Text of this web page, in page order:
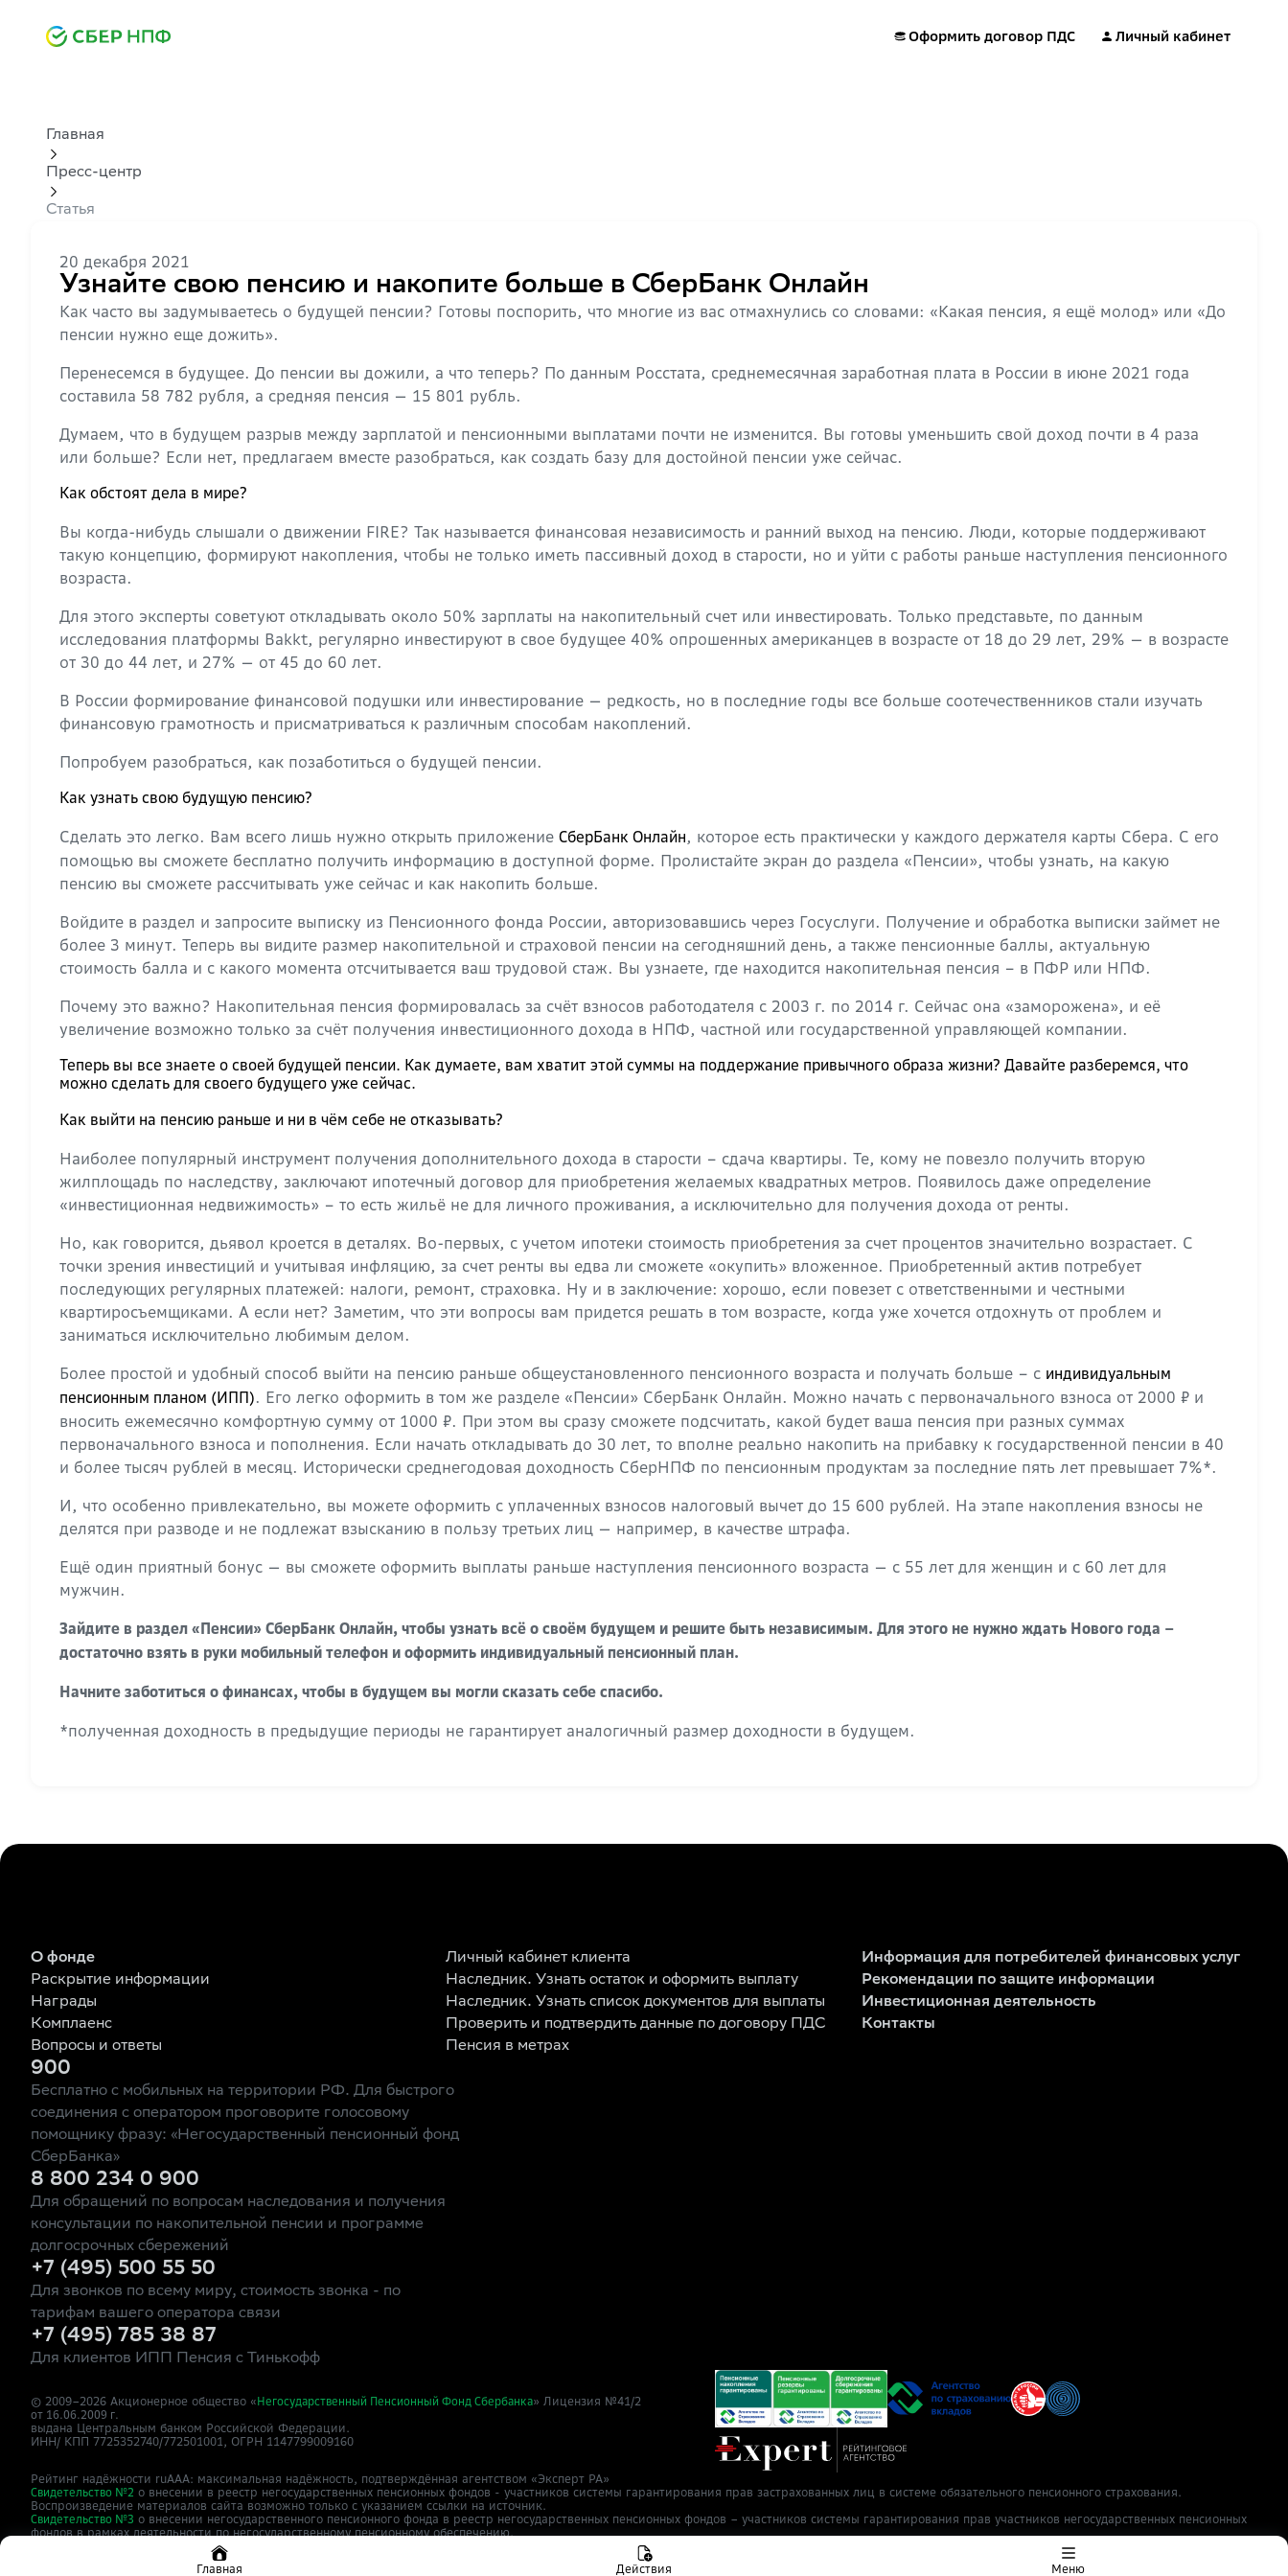
Оформить договор ПДС Личный кабинет
Главная
Пресс-центр
Статья
20 декабря 2021
Узнайте свою пенсию и накопите больше в СберБанк Онлайн
Как часто вы задумываетесь о будущей пенсии? Готовы поспорить, что многие из вас отмахнулись со словами: «Какая пенсия, я ещё молод» или «До
пенсии нужно еще дожить».
Перенесемся в будущее. До пенсии вы дожили, а что теперь? По данным Росстата, среднемесячная заработная плата в России в июне 2021 года
составила 58 782 рубля, а средняя пенсия — 15 801 рубль.
Думаем, что в будущем разрыв между зарплатой и пенсионными выплатами почти не изменится. Вы готовы уменьшить свой доход почти в 4 раза
или больше? Если нет, предлагаем вместе разобраться, как создать базу для достойной пенсии уже сейчас.
Как обстоят дела в мире?
Вы когда-нибудь слышали о движении FIRE? Так называется финансовая независимость и ранний выход на пенсию. Люди, которые поддерживают
такую концепцию, формируют накопления, чтобы не только иметь пассивный доход в старости, но и уйти с работы раньше наступления пенсионного
возраста.
Для этого эксперты советуют откладывать около 50% зарплаты на накопительный счет или инвестировать. Только представьте, по данным
исследования платформы Bakkt, регулярно инвестируют в свое будущее 40% опрошенных американцев в возрасте от 18 до 29 лет, 29% — в возрасте
от 30 до 44 лет, и 27% — от 45 до 60 лет.
В России формирование финансовой подушки или инвестирование — редкость, но в последние годы все больше соотечественников стали изучать
финансовую грамотность и присматриваться к различным способам накоплений.
Попробуем разобраться, как позаботиться о будущей пенсии.
Как узнать свою будущую пенсию?
Сделать это легко. Вам всего лишь нужно открыть приложение СберБанк Онлайн, которое есть практически у каждого держателя карты Сбера. С его
помощью вы сможете бесплатно получить информацию в доступной форме. Пролистайте экран до раздела «Пенсии», чтобы узнать, на какую
пенсию вы сможете рассчитывать уже сейчас и как накопить больше.
Войдите в раздел и запросите выписку из Пенсионного фонда России, авторизовавшись через Госуслуги. Получение и обработка выписки займет не
более 3 минут. Теперь вы видите размер накопительной и страховой пенсии на сегодняшний день, а также пенсионные баллы, актуальную
стоимость балла и с какого момента отсчитывается ваш трудовой стаж. Вы узнаете, где находится накопительная пенсия – в ПФР или НПФ.
Почему это важно? Накопительная пенсия формировалась за счёт взносов работодателя с 2003 г. по 2014 г. Сейчас она «заморожена», и её
увеличение возможно только за счёт получения инвестиционного дохода в НПФ, частной или государственной управляющей компании.
Теперь вы все знаете о своей будущей пенсии. Как думаете, вам хватит этой суммы на поддержание привычного образа жизни? Давайте разберемся, что
можно сделать для своего будущего уже сейчас.
Как выйти на пенсию раньше и ни в чём себе не отказывать?
Наиболее популярный инструмент получения дополнительного дохода в старости – сдача квартиры. Те, кому не повезло получить вторую
жилплощадь по наследству, заключают ипотечный договор для приобретения желаемых квадратных метров. Появилось даже определение
«инвестиционная недвижимость» – то есть жильё не для личного проживания, а исключительно для получения дохода от ренты.
Но, как говорится, дьявол кроется в деталях. Во-первых, с учетом ипотеки стоимость приобретения за счет процентов значительно возрастает. С
точки зрения инвестиций и учитывая инфляцию, за счет ренты вы едва ли сможете «окупить» вложенное. Приобретенный актив потребует
последующих регулярных платежей: налоги, ремонт, страховка. Ну и в заключение: хорошо, если повезет с ответственными и честными
квартиросъемщиками. А если нет? Заметим, что эти вопросы вам придется решать в том возрасте, когда уже хочется отдохнуть от проблем и
заниматься исключительно любимым делом.
Более простой и удобный способ выйти на пенсию раньше общеустановленного пенсионного возраста и получать больше – с индивидуальным
пенсионным планом (ИПП). Его легко оформить в том же разделе «Пенсии» СберБанк Онлайн. Можно начать с первоначального взноса от 2000 ₽ и
вносить ежемесячно комфортную сумму от 1000 ₽. При этом вы сразу сможете подсчитать, какой будет ваша пенсия при разных суммах
первоначального взноса и пополнения. Если начать откладывать до 30 лет, то вполне реально накопить на прибавку к государственной пенсии в 40
и более тысяч рублей в месяц. Исторически среднегодовая доходность СберНПФ по пенсионным продуктам за последние пять лет превышает 7%*.
И, что особенно привлекательно, вы можете оформить с уплаченных взносов налоговый вычет до 15 600 рублей. На этапе накопления взносы не
делятся при разводе и не подлежат взысканию в пользу третьих лиц — например, в качестве штрафа.
Ещё один приятный бонус — вы сможете оформить выплаты раньше наступления пенсионного возраста — с 55 лет для женщин и с 60 лет для
мужчин.
Зайдите в раздел «Пенсии» СберБанк Онлайн, чтобы узнать всё о своём будущем и решите быть независимым. Для этого не нужно ждать Нового года –
достаточно взять в руки мобильный телефон и оформить индивидуальный пенсионный план.
Начните заботиться о финансах, чтобы в будущем вы могли сказать себе спасибо.
*полученная доходность в предыдущие периоды не гарантирует аналогичный размер доходности в будущем.
Главная Действия Меню
О фонде
Раскрытие информации
Награды
Комплаенс
Вопросы и ответы
Личный кабинет клиента
Наследник. Узнать остаток и оформить выплату
Наследник. Узнать список документов для выплаты
Проверить и подтвердить данные по договору ПДС
Пенсия в метрах
Информация для потребителей финансовых услуг
Рекомендации по защите информации
Инвестиционная деятельность
Контакты
900
Бесплатно с мобильных на территории РФ. Для быстрого
соединения с оператором проговорите голосовому
помощнику фразу: «Негосударственный пенсионный фонд
СберБанка»
8 800 234 0 900
Для обращений по вопросам наследования и получения
консультации по накопительной пенсии и программе
долгосрочных сбережений
+7 (495) 500 55 50
Для звонков по всему миру, стоимость звонка - по
тарифам вашего оператора связи
+7 (495) 785 38 87
Для клиентов ИПП Пенсия с Тинькофф
© 2009–2026 Акционерное общество «Негосударственный Пенсионный Фонд Сбербанка» Лицензия №41/2
от 16.06.2009 г.
выдана Центральным банком Российской Федерации.
ИНН/ КПП 7725352740/772501001, ОГРН 1147799009160
Рейтинг надёжности ruAAA: максимальная надёжность, подтверждённая агентством «Эксперт РА»
Свидетельство №2 о внесении в реестр негосударственных пенсионных фондов - участников системы гарантирования прав застрахованных лиц в системе обязательного пенсионного страхования.
Воспроизведение материалов сайта возможно только с указанием ссылки на источник.
Свидетельство №3 о внесении негосударственного пенсионного фонда в реестр негосударственных пенсионных фондов – участников системы гарантирования прав участников негосударственных пенсионных
фондов в рамках деятельности по негосударственному пенсионному обеспечению.
зарегистрирован как СМИ, Направить обращение